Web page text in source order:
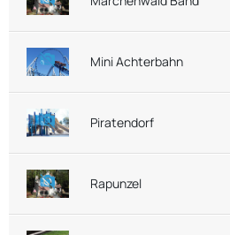
Mini Achterbahn
Piratendorf
Rapunzel